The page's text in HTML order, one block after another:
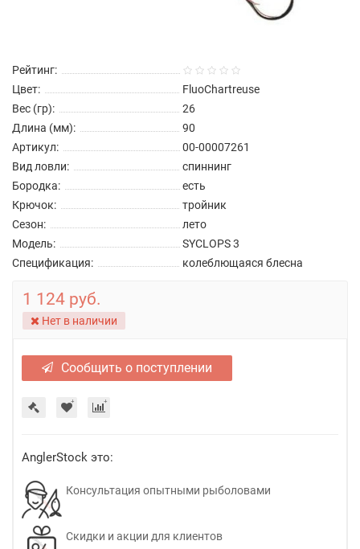
Рейтинг:
Цвет:
FluoChartreuse
Вес (гр):
26
Длина (мм):
90
Артикул:
00-00007261
Вид ловли:
спиннинг
Бородка:
есть
Крючок:
тройник
Сезон:
лето
Модель:
SYCLOPS 3
Спецификация:
колеблющаяся блесна
1 124 руб.
Нет в наличии
Сообщить о поступлении
AnglerStock это:
Консультация опытными рыболовами
Скидки и акции для клиентов